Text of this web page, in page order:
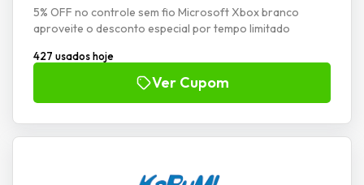
5% OFF no controle sem fio Microsoft Xbox branco
aproveite o desconto especial por tempo limitado
427 usados hoje
Ver Cupom